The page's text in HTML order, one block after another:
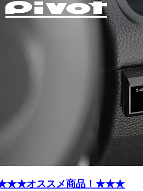
オススメ商品！★★★